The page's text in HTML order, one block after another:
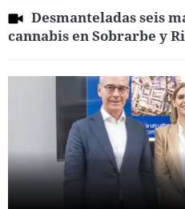
Desmanteladas seis
cannabis en Sobrarbe y